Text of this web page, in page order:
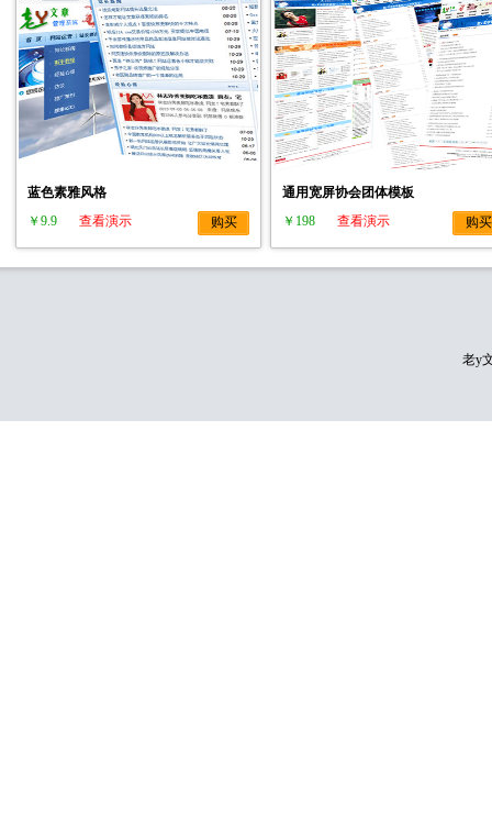
蓝色素雅风格
￥9.9
查看演示 购买
通用宽屏协会团体模板
￥198
查看演示 购买
老y